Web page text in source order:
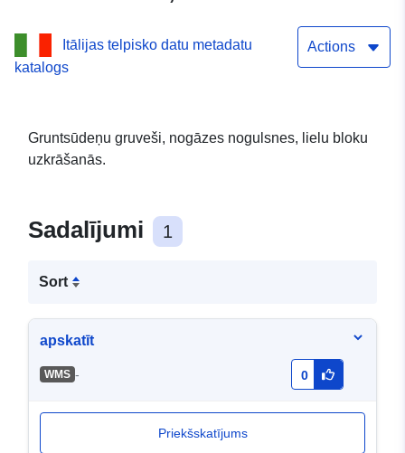
Itālijas telpisko datu metadatu
katalogs
Actions
Gruntsūdeņu gruveši, nogāzes nogulsnes, lielu bloku
uzkrāšanās.
Sadalījumi 1
Sort
apskatīt
WMS - 0
Priekšskatījums